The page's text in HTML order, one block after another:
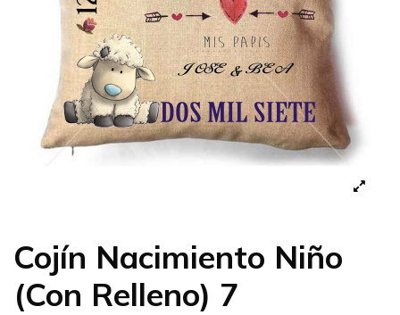
Cojín Nacimiento Niño
(Con Relleno) 7